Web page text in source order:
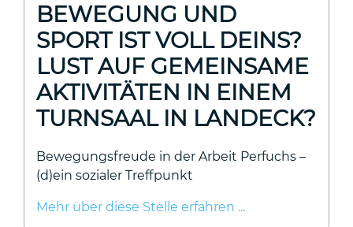
BEWEGUNG UND
SPORT IST VOLL DEINS?
LUST AUF GEMEINSAME
AKTIVITÄTEN IN EINEM
TURNSAAL IN LANDECK?
Bewegungsfreude in der Arbeit Perfuchs –
(d)ein sozialer Treffpunkt
Mehr über diese Stelle erfahren ...